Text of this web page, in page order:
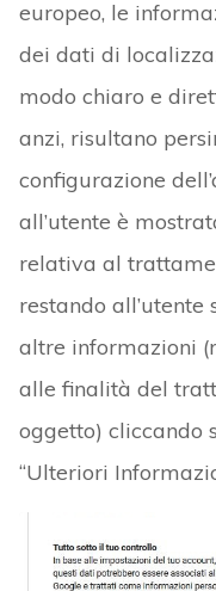
europeo, le
dei dati di
modo chiaro e
anzi, risultano
configurazione
all’utente è
relativa al
restando all’utente
altre informazioni
alle finalità del
oggetto) cliccando
“Ulteriori